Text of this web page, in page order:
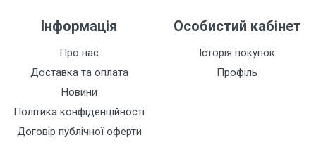
Інформація
Про нас
Доставка та оплата
Новини
Політика конфіденційності
Договір публічної оферти
Особистий кабінет
Історія покупок
Профіль